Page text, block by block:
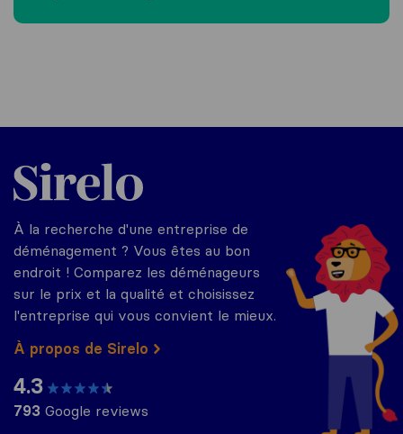
Sirelo.fr
À la recherche d'une entreprise de
déménagement ? Vous êtes au bon
endroit ! Comparez les déménageurs
sur le prix et la qualité et choisissez
l'entreprise qui vous convient le mieux.
À propos de Sirelo
4.3
793 Google reviews